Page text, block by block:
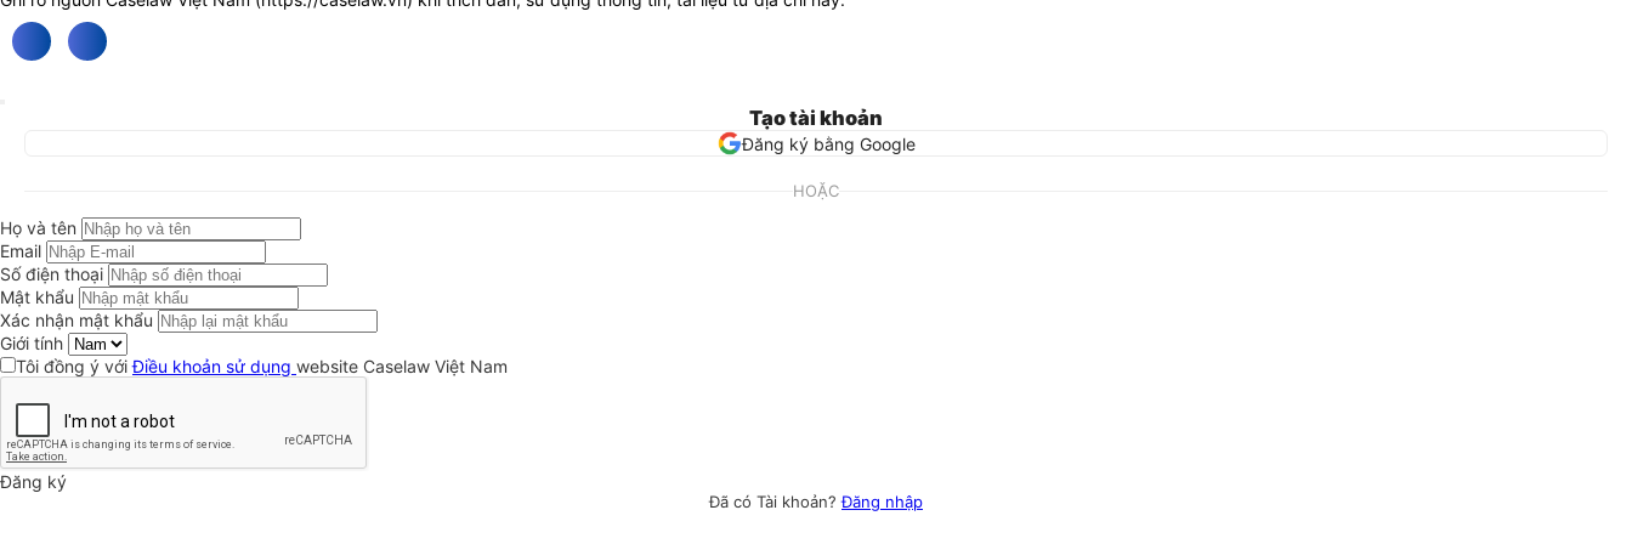
Tạo tài khoản
Đăng ký bằng Google
HOẶC
Họ và tên
Email
Số điện thoại
Mật khẩu
Xác nhận mật khẩu
Giới tính
Tôi đồng ý vớiĐiều khoản sử dụng website Caselaw Việt Nam
Đăng ký
Đã có Tài khoản?Đăng nhập